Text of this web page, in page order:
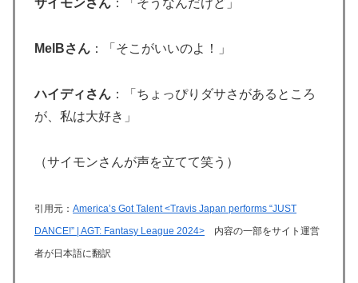
サイモンさん ：「そうなんだけど」
MelBさん ：「そこがいいのよ！」
ハイディさん ：「ちょっぴりダサさがあるところ
が、私は大好き」
（サイモンさんが声を立てて笑う）
引用元： America’s Got Talent <Travis Japan performs “JUST
DANCE!” | AGT: Fantasy League 2024> 内容の一部をサイト運営
者が日本語に翻訳